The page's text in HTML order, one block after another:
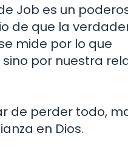
Job es un
de que la
mide por lo que
por nuestra
de perder todo,
en Dios.